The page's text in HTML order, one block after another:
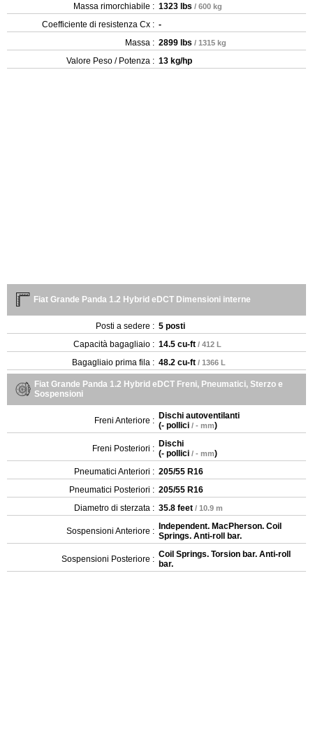
Massa rimorchiabile : 1323 lbs / 600 kg
Coefficiente di resistenza Cx : -
Massa : 2899 lbs / 1315 kg
Valore Peso / Potenza : 13 kg/hp
Fiat Grande Panda 1.2 Hybrid eDCT Dimensioni interne
Posti a sedere : 5 posti
Capacità bagagliaio : 14.5 cu-ft / 412 L
Bagagliaio prima fila : 48.2 cu-ft / 1366 L
Fiat Grande Panda 1.2 Hybrid eDCT Freni, Pneumatici, Sterzo e
Sospensioni
Freni Anteriore : Dischi autoventilanti
(- pollici / - mm)
Freni Posteriori : Dischi
(- pollici / - mm)
Pneumatici Anteriori : 205/55 R16
Pneumatici Posteriori : 205/55 R16
Diametro di sterzata : 35.8 feet / 10.9 m
Sospensioni Anteriore : Independent. MacPherson. Coil
Springs. Anti-roll bar.
Sospensioni Posteriore : Coil Springs. Torsion bar. Anti-roll
bar.